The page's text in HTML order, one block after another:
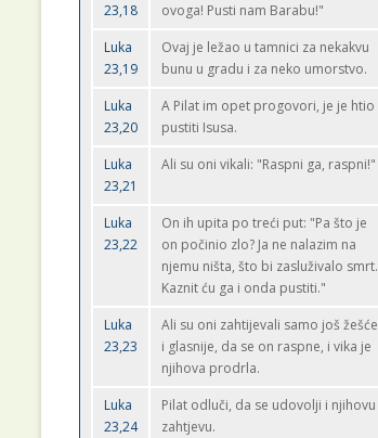
23,18
ovoga! Pusti nam Barabu!"
Luka
23,19
Ovaj je ležao u tamnici za nekakvu
bunu u gradu i za neko umorstvo.
Luka
23,20
A Pilat im opet progovori, je je htio
pustiti Isusa.
Luka
23,21
Ali su oni vikali: "Raspni ga, raspni!"
Luka
23,22
On ih upita po treći put: "Pa što je
on počinio zlo? Ja ne nalazim na
njemu ništa, što bi zasluživalo smrt.
Kaznit ću ga i onda pustiti."
Luka
23,23
Ali su oni zahtijevali samo još žešće
i glasnije, da se on raspne, i vika je
njihova prodrla.
Luka
23,24
Pilat odluči, da se udovolji i njihovu
zahtjevu.